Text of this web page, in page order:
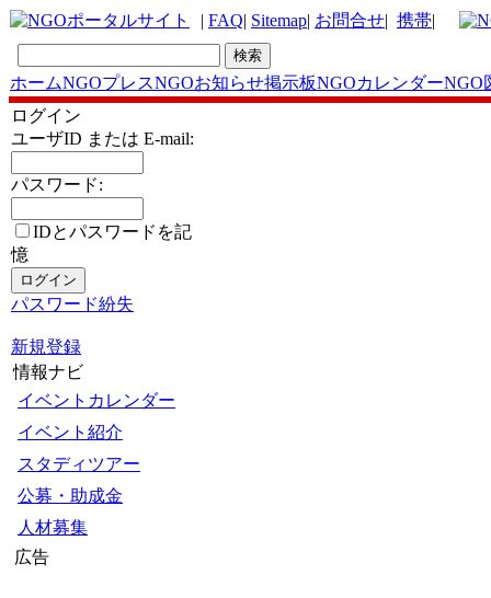
| FAQ| Sitemap| お問合せ| 携帯|
ホームNGOプレスNGOお知らせ掲示板NGOカレンダーNGO
ログイン
ユーザID または E-mail:
パスワード:
IDとパスワードを記
憶
パスワード紛失
新規登録
情報ナビ
イベントカレンダー
イベント紹介
スタディツアー
公募・助成金
人材募集
広告